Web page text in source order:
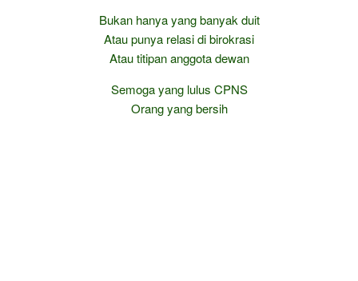
Bukan hanya yang banyak duit
Atau punya relasi di birokrasi
Atau titipan anggota dewan
Semoga yang lulus CPNS
Orang yang bersih